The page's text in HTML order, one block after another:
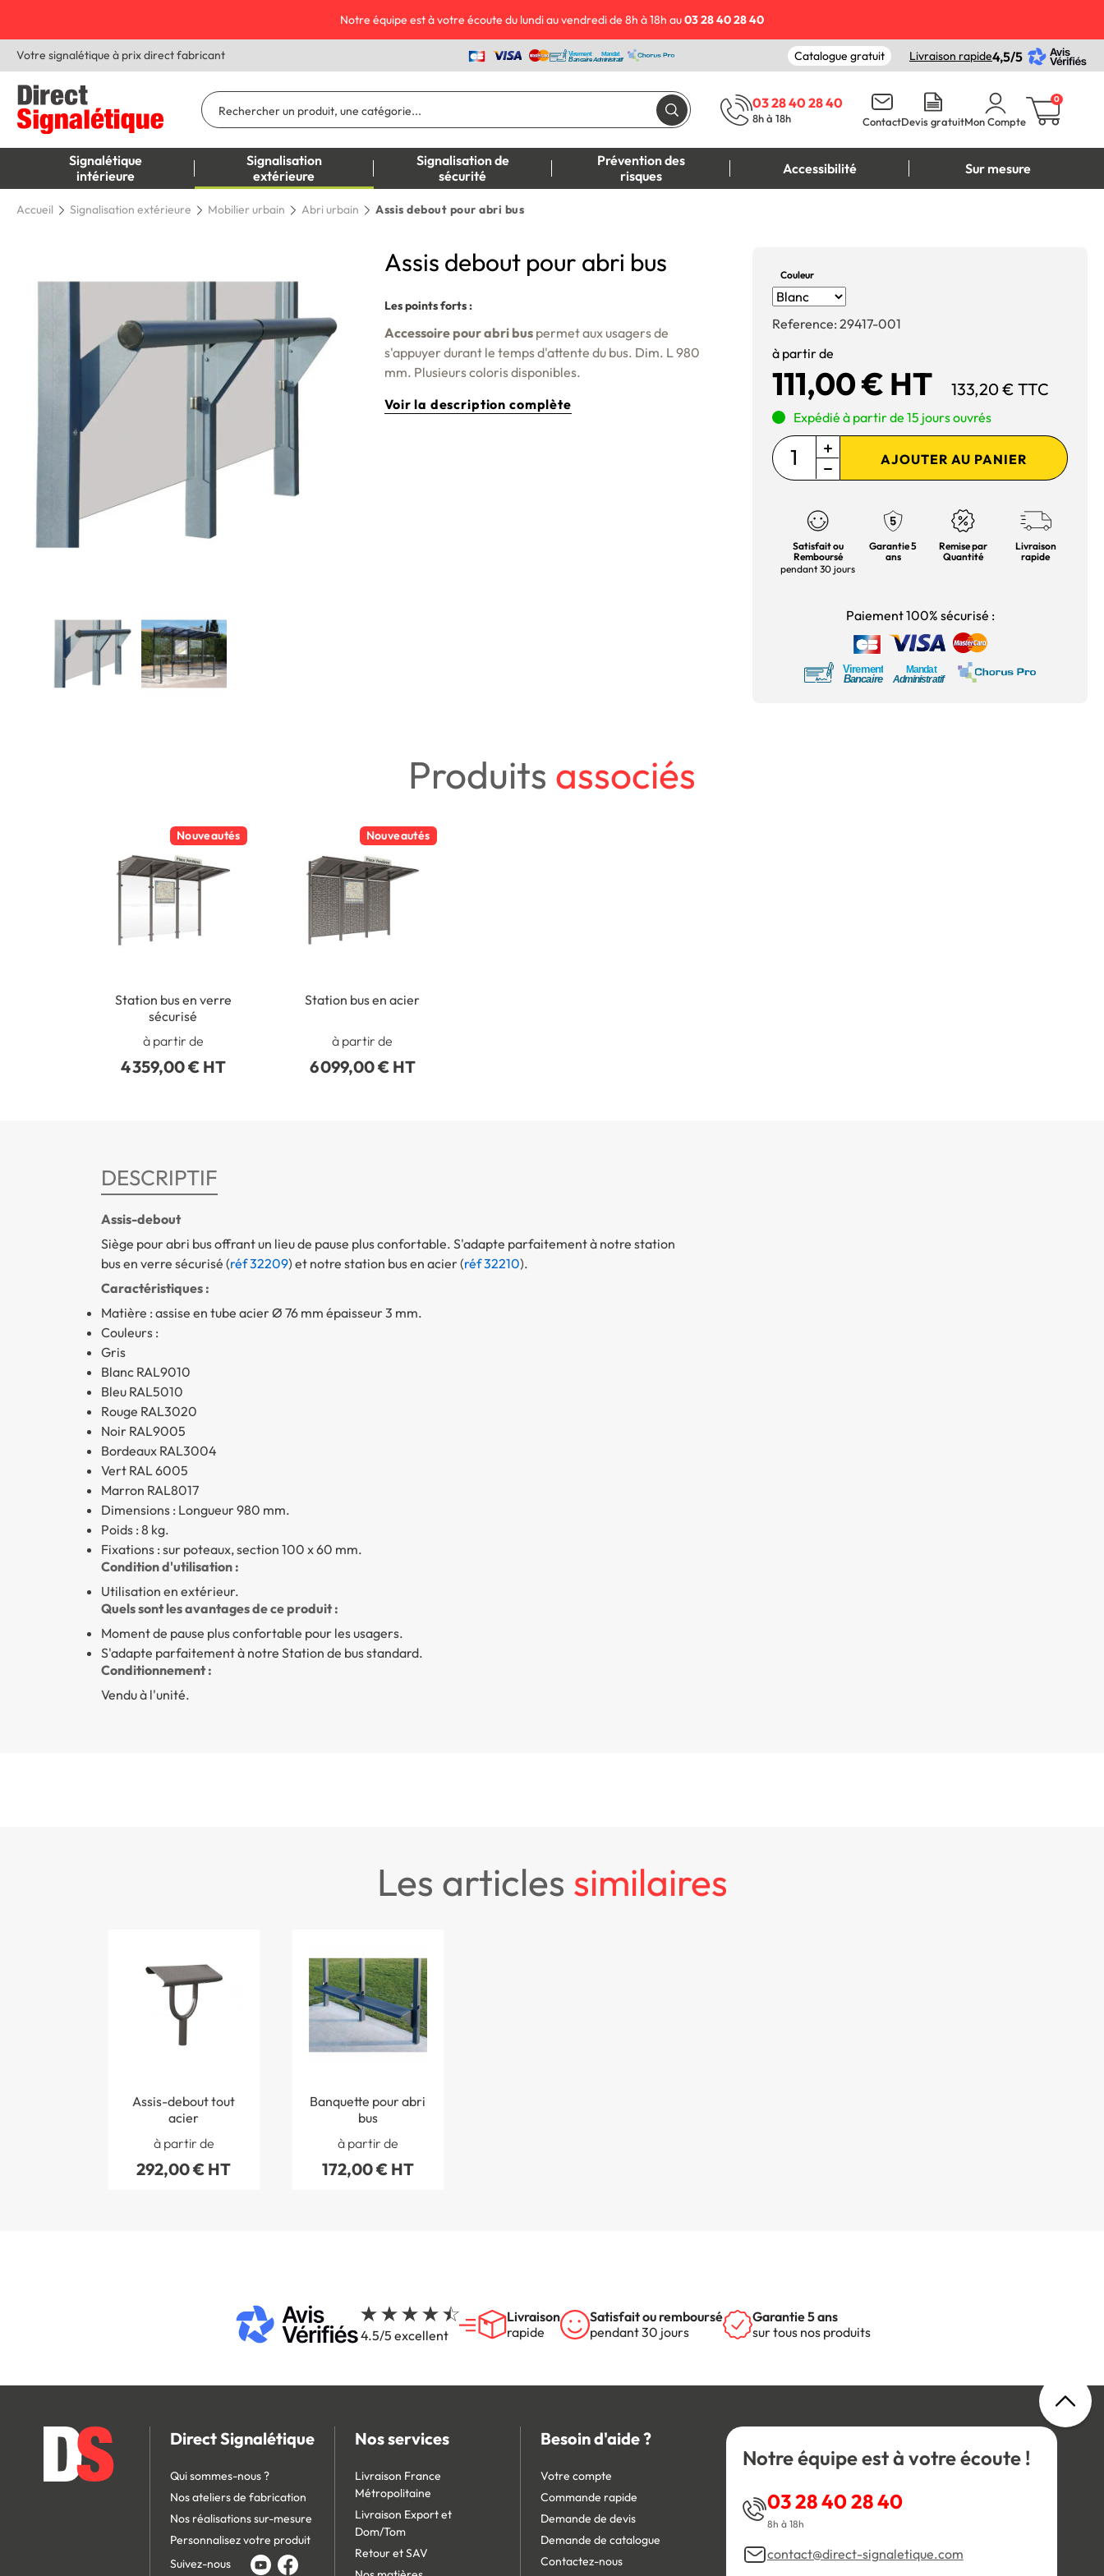
Notre équipe est à votre écoute du lundi au vendredi de 8h à 18h au03 28 40 28 40
Votre signalétique à prix direct fabricant Catalogue gratuit Livraison rapide4,5/5
03 28 40 28 40
8h à 18h ContactDevis gratuitMon Compte
0
Signalétique
intérieure
Signalisation
extérieure
Signalisation de
sécurité
Prévention des
risques
Accessibilité Sur mesure
Accueil Signalisation extérieure Mobilier urbain Abri urbain Assis debout pour abri bus
Assis debout pour abri bus
Les points forts :
Accessoire pour abri bus permet aux usagers de
s'appuyer durant le temps d'attente du bus. Dim. L 980
mm. Plusieurs coloris disponibles.
Voir la description complète
Couleur
Reference: 29417-001
à partir de
111,00 € HT 133,20 € TTC
Expédié à partir de 15 jours ouvrés
AJOUTER AU PANIER
Satisfait ou
Remboursé
pendant 30 jours
Garantie 5
ans
Remise par
Quantité
Livraison
rapide
Paiement 100% sécurisé :
Produits associés
Nouveautés
Station bus en verre
sécurisé
à partir de
4 359,00 € HT
Nouveautés
Station bus en acier
à partir de
6 099,00 € HT
DESCRIPTIF
Assis-debout
Siège pour abri bus offrant un lieu de pause plus confortable. S'adapte parfaitement à notre station
bus en verre sécurisé (réf 32209) et notre station bus en acier (réf 32210).
Caractéristiques :
Matière : assise en tube acier Ø 76 mm épaisseur 3 mm.
Couleurs :
Gris
Blanc RAL9010
Bleu RAL5010
Rouge RAL3020
Noir RAL9005
Bordeaux RAL3004
Vert RAL 6005
Marron RAL8017
Dimensions : Longueur 980 mm.
Poids : 8 kg.
Fixations : sur poteaux, section 100 x 60 mm.
Condition d'utilisation :
Utilisation en extérieur.
Quels sont les avantages de ce produit :
Moment de pause plus confortable pour les usagers.
S'adapte parfaitement à notre Station de bus standard.
Conditionnement :
Vendu à l'unité.
les articles similaires
Assis-debout tout
acier
à partir de
292,00 € HT
Banquette pour abri
bus
à partir de
172,00 € HT
4.5/5 excellent
Livraison
rapide
Satisfait ou remboursé
pendant 30 jours
Garantie 5 ans
sur tous nos produits
Direct Signalétique
Qui sommes-nous ?
Nos ateliers de fabrication
Nos réalisations sur-mesure
Personnalisez votre produit
Suivez-nous
Nos services
Livraison France
Métropolitaine
Livraison Export et
Dom/Tom
Retour et SAV
Besoin d'aide ?
Votre compte
Commande rapide
Demande de devis
Demande de catalogue
Contactez-nous
Notre équipe est à votre écoute !
03 28 40 28 40
8h à 18h
contact@direct-signaletique.com